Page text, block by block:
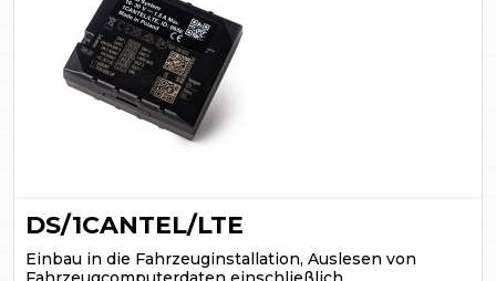
DS/1CANTEL/LTE
Einbau in die Fahrzeuginstallation, Auslesen von